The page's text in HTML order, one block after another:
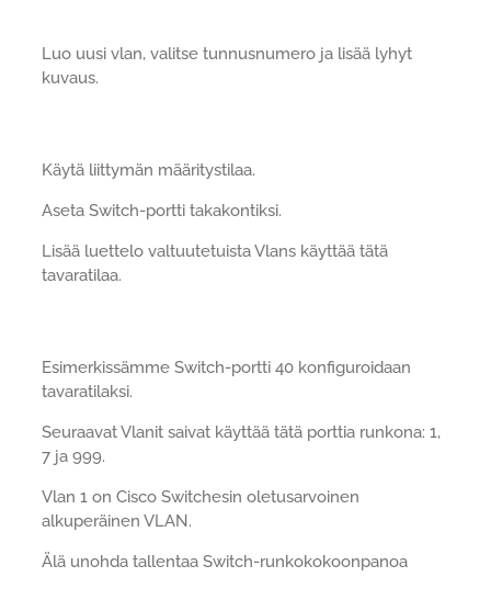
Luo uusi vlan, valitse tunnusnumero ja lisää lyhyt
kuvaus.
Käytä liittymän määritystilaa.
Aseta Switch-portti takakontiksi.
Lisää luettelo valtuutetuista Vlans käyttää tätä
tavaratilaa.
Esimerkissämme Switch-portti 40 konfiguroidaan
tavaratilaksi.
Seuraavat Vlanit saivat käyttää tätä porttia runkona: 1,
7 ja 999.
Vlan 1 on Cisco Switchesin oletusarvoinen
alkuperäinen VLAN.
Älä unohda tallentaa Switch-runkokokoonpanoa